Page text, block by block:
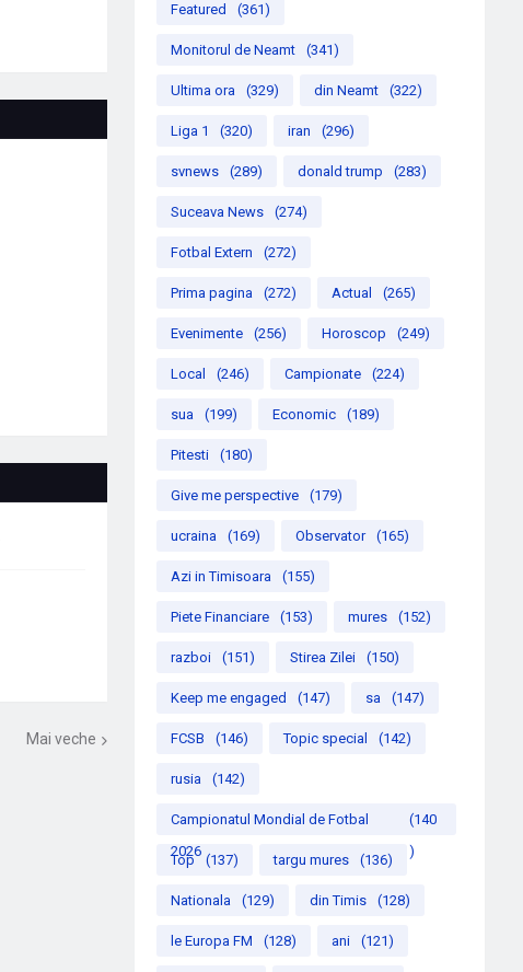
Mai veche
Featured (361)
Monitorul de Neamt (341)
Ultima ora (329) din Neamt (322)
Liga 1 (320) iran (296)
svnews (289) donald trump (283)
Suceava News (274)
Fotbal Extern (272)
Prima pagina (272) Actual (265)
Evenimente (256) Horoscop (249)
Local (246) Campionate (224)
sua (199) Economic (189)
Pitesti (180)
Give me perspective (179)
ucraina (169) Observator (165)
Azi in Timisoara (155)
Piete Financiare (153) mures (152)
razboi (151) Stirea Zilei (150)
Keep me engaged (147) sa (147)
FCSB (146) Topic special (142)
rusia (142)
Campionatul Mondial de Fotbal
2026
(140
)
Top (137) targu mures (136)
Nationala (129) din Timis (128)
le Europa FM (128) ani (121)